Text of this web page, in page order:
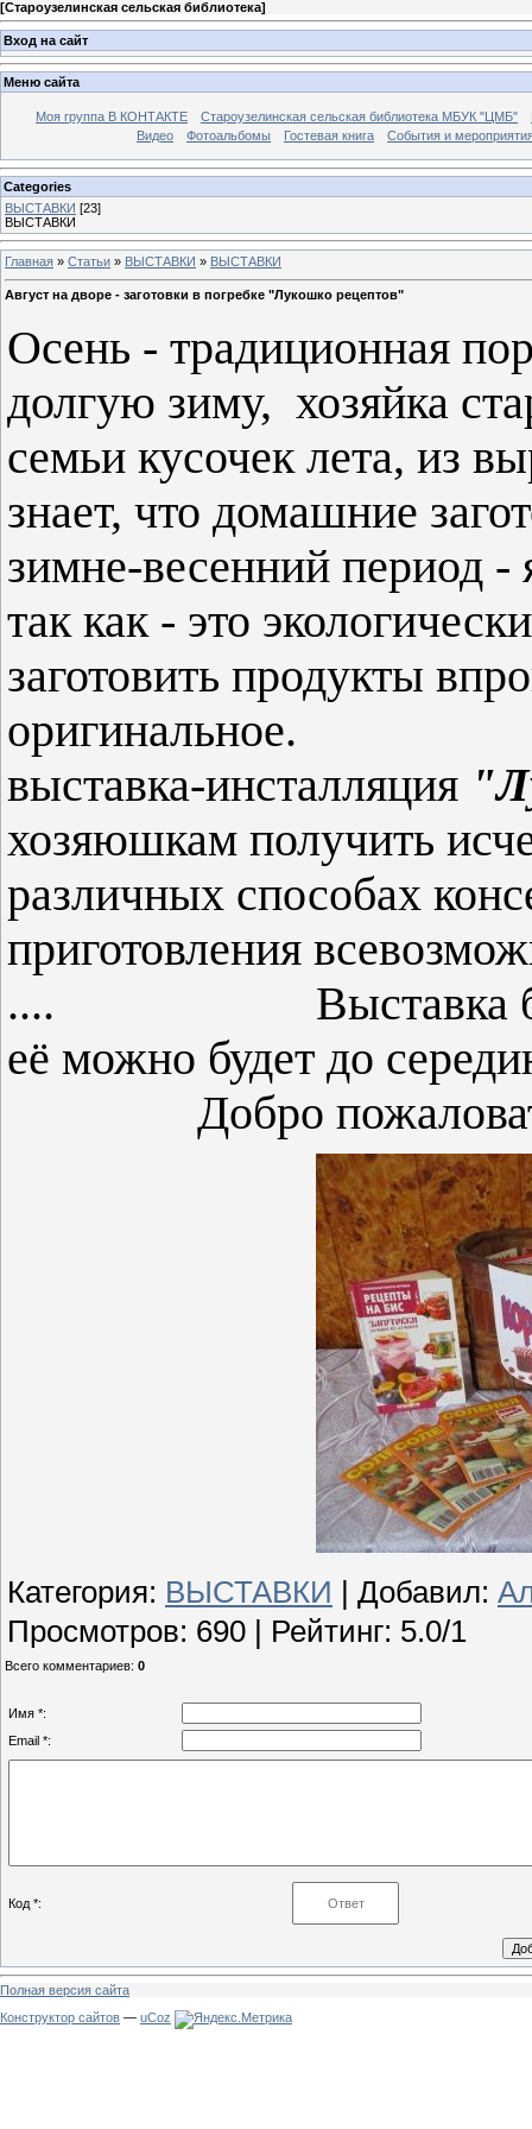
[Староузелинская сельская библиотека]
Вход на сайт
Меню сайта
Моя группа В КОНТАКТЕ Староузелинская сельская библиотека МБУК "ЦМБ"
Видео
Фотоальбомы Гостевая книга События и
Categories
ВЫСТАВКИ [23]
ВЫСТАВКИ
Главная » Статьи » ВЫСТАВКИ » ВЫСТАВКИ
Август на дворе - заготовки в погребке "Лукошко рецептов"
Осень - традиционная
долгую зиму, хозяйка
семьи кусочек лета, из
знает, что домашние
зимне-весенний период -
так как - это
заготовить продукты
выставка-инсталляция
хозяюшкам получить
различных способах
приготовления
.... Выставка будет
её можно будет
Добро пожаловать
Категория: ВЫСТАВКИ Добавил:
Просмотров: 690 Рейтинг: 5.0/1
Всего комментариев: 0
Имя *:
Email *:
Код *:
Полная версия сайта
Конструктор сайтов — uCoz